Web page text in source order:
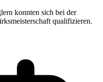
konnten sich bei der
qualifizieren.